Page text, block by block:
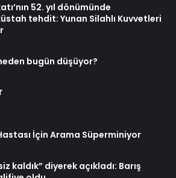
52. yıl dönümünde
tehdit: Yunan Silahlı Kuvvetleri
bugün düşüyor?
İçin Arama Süperminiyor
kaldık” diyerek açıkladı: Barış